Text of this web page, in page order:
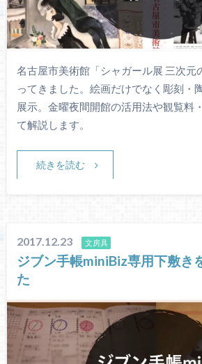
名古屋市美術館「シャガール展 三次元
ってきました。絵画だけでなく彫刻・
展示。金曜夜間開館の活用法や観覧料
て解説します。
続きを読む
2017.12.23 文房具
ジブン手帳miniBiz専用下敷き
た